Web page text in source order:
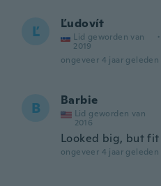
Ľ Ľudovít
Lid geworden van
2019
·
ongeveer 4 jaar geleden
B Barbie
Lid geworden van
2016
Looked big, but
ongeveer 4 jaar geleden